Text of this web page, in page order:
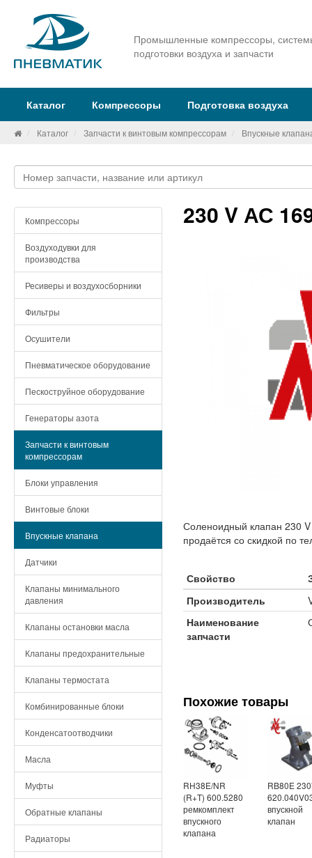
Промышленные компрессоры,
подготовки воздуха и запчасти
Каталог Компрессоры Подготовка воздуха
Каталог Запчасти к винтовым компрессорам Впускные
Компрессоры
Воздуходувки для
производства
Ресиверы и воздухосборники
Фильтры
Осушители
Пневматическое оборудование
Пескоструйное оборудование
Генераторы азота
Запчасти к винтовым
компрессорам
Блоки управления
Винтовые блоки
Впускные клапана
Датчики
Клапаны минимального
давления
Клапаны остановки масла
Клапаны предохранительные
Клапаны термостата
Комбинированные блоки
Конденсатоотводчики
Масла
Муфты
Обратные клапаны
Радиаторы
230 V АС
Соленоидный клапан 230
продаётся со скидкой по
Свойство
Производитель
Наименование
запчасти
Похожие товары
RH38E/NR
(R+T) 600.5280
ремкомплект
впускного
клапана
RB80E
впускной
клапан